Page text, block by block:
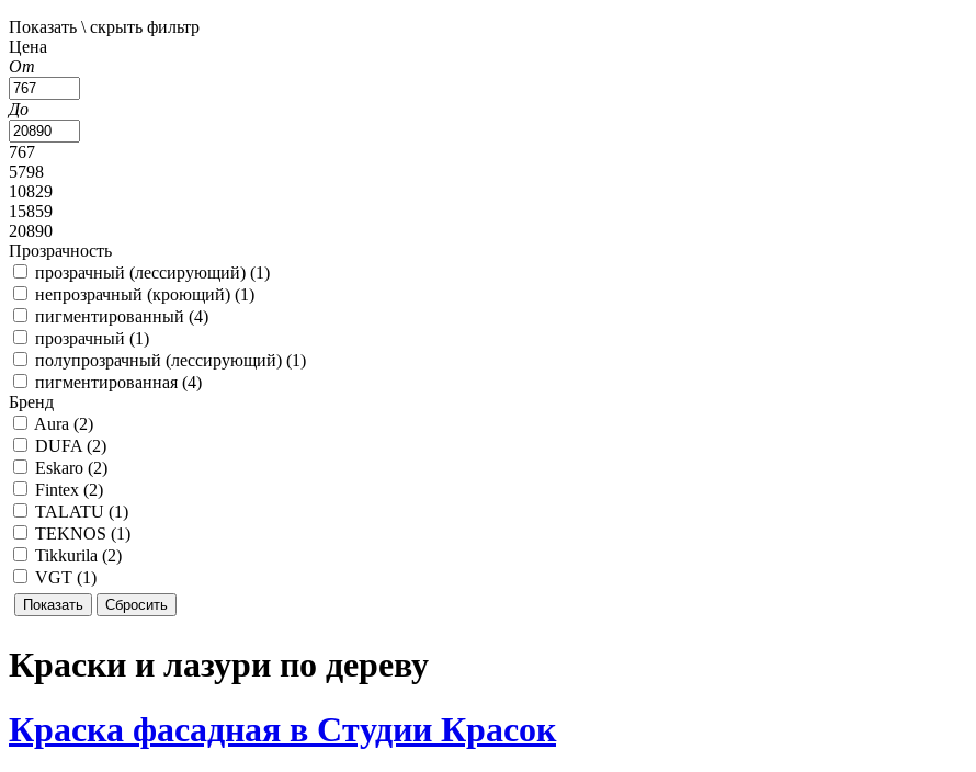
Показать \ скрыть фильтр
Цена
От
До
767
5798
10829
15859
20890
Прозрачность
прозрачный (лессирующий) (1)
непрозрачный (кроющий) (1)
пигментированный (4)
прозрачный (1)
полупрозрачный (лессирующий) (1)
пигментированная (4)
Бренд
Aura (2)
DUFA (2)
Eskaro (2)
Fintex (2)
TALATU (1)
TEKNOS (1)
Tikkurila (2)
VGT (1)
Краски и лазури по дереву
Краска фасадная в Студии Красок